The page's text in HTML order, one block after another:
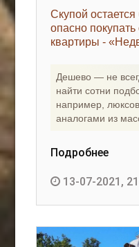
Скупой
опасно
квартиры -
Дешево — не
найти сотни
например,
аналогами из
Подробнее
13-07-2021,